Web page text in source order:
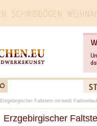
Erzgebirgischer
Erzgebirgischer Faltstern rot-weiß Farbverlauf